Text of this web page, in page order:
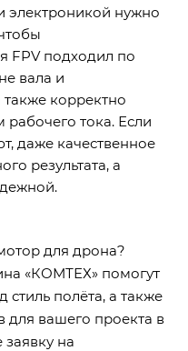
электроникой нужно
FPV подходил по
вала и
корректно
рабочего тока. Если
даже качественное
результата, а
для дрона?
«КОМТЕХ» помогут
полёта, а также
для вашего проекта в
на